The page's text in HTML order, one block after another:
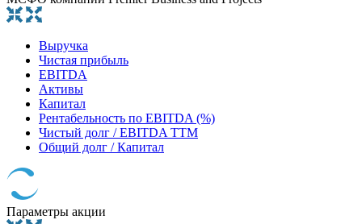
Выручка
Чистая прибыль
EBITDA
Активы
Капитал
Рентабельность по EBITDA (%)
Чистый долг / EBITDA TTM
Общий долг / Капитал
Параметры акции